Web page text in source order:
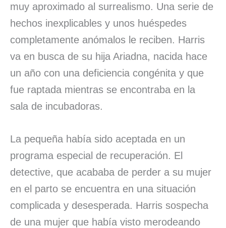
muy aproximado al surrealismo. Una serie de
hechos inexplicables y unos huéspedes
completamente anómalos le reciben. Harris
va en busca de su hija Ariadna, nacida hace
un año con una deficiencia congénita y que
fue raptada mientras se encontraba en la
sala de incubadoras.
La pequeña había sido aceptada en un
programa especial de recuperación. El
detective, que acababa de perder a su mujer
en el parto se encuentra en una situación
complicada y desesperada. Harris sospecha
de una mujer que había visto merodeando